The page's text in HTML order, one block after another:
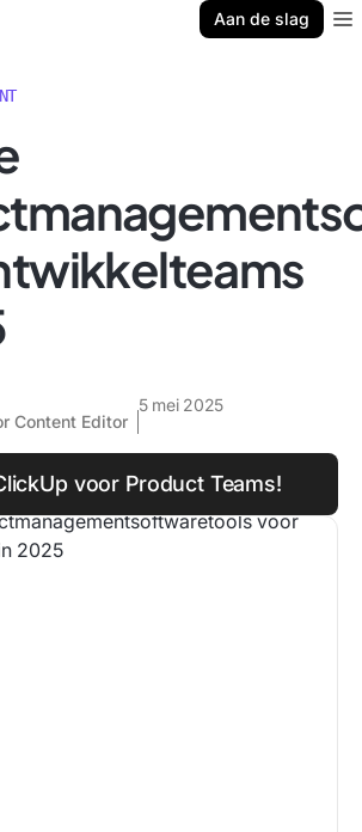
Aan de slag
Content Editor
5 mei 2025
voor Product Teams!